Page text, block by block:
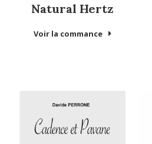
Natural Hertz
Voir la commance